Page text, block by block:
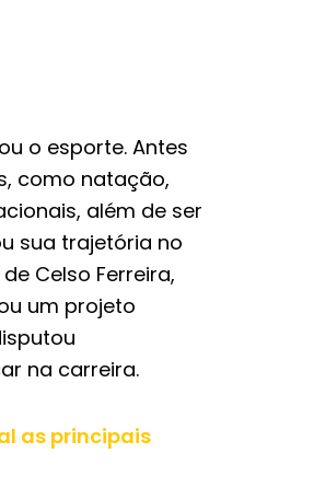
o esporte. Antes
como natação,
além de ser
sua trajetória no
Celso Ferreira,
um projeto
na carreira.
as principais